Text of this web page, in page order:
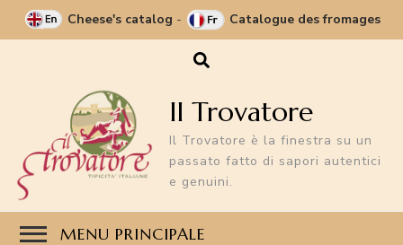
Cheese's catalog - Catalogue des fromages
Il Trovatore
Il Trovatore è la finestra su un
passato fatto di sapori autentici
e genuini.
MENU PRINCIPALE